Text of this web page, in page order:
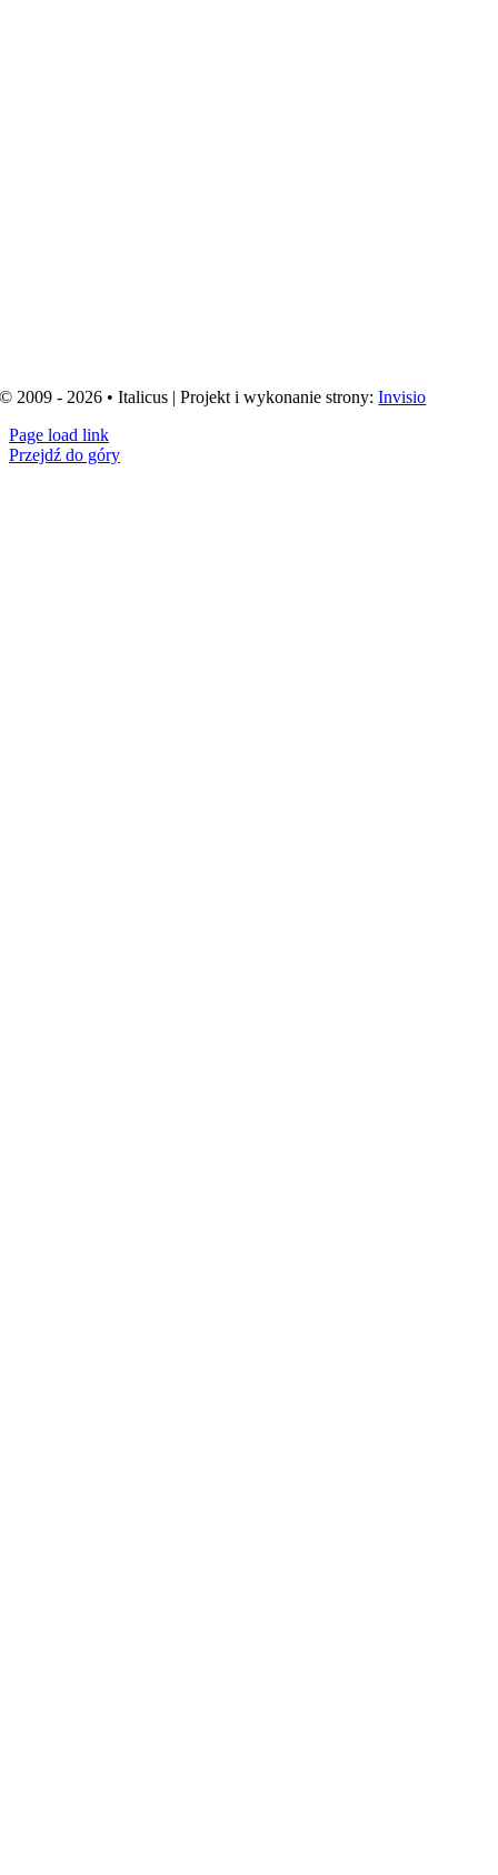
© 2009 - 2026 • Italicus | Projekt i wykonanie strony:Invisio
Page load link
Przejdź do góry